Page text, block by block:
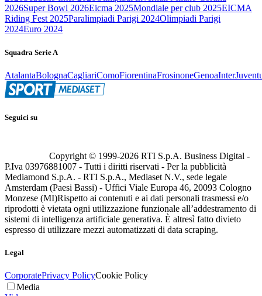
2026Super Bowl 2026Eicma 2025Mondiale per club 2025EICMA
Riding Fest 2025Paralimpiadi Parigi 2024Olimpiadi Parigi
2024Euro 2024
Squadra Serie A
AtalantaBolognaCagliariComoFiorentinaFrosinoneGenoaInter
Seguici su
Copyright © 1999-2026 RTI S.p.A. Business Digital -
P.Iva 03976881007 - Tutti i diritti riservati - Per la pubblicità
Mediamond S.p.A. - RTI S.p.A., Mediaset N.V., sede legale
Amsterdam (Paesi Bassi) - Uffici Viale Europa 46, 20093 Cologno
Monzese (MI)Rispetto ai contenuti e ai dati personali trasmessi e/o
riprodotti è vietata ogni utilizzazione funzionale all’addestramento di
sistemi di intelligenza artificiale generativa. È altresì fatto divieto
espresso di utilizzare mezzi automatizzati di data scraping.
Legal
CorporatePrivacy PolicyCookie Policy
Media